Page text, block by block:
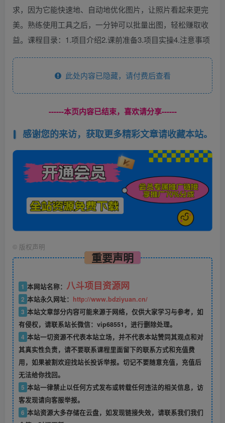
求，因为它能快速地、自动地优化图片，让照片看起来更完
美。熟练使用工具之后，一分钟可以批量出图，轻松赚取收
益。课程目录：1.项目介绍2.课前准备3.项目实操4.注意事项
此处内容已隐藏，请付费后查看
------本页内容已结束，喜欢请分享------
感谢您的来访，获取更多精彩文章请收藏本站。
© 版权声明
重要声明
1 本网站名称： 八斗项目资源网
2 本站永久网址： http://www.bdziyuan.cn/
3 本站文章部分内容可能来源于网络，仅供大家学习与参考，如
有侵权，请联系站长微信：vip68551，进行删除处理。
4 本站一切资源不代表本站立场，并不代表本站赞同其观点和对
其真实性负责，请不要联系课程里面留下的联系方式和充值费
用，如果被割欢迎找站长投诉举报。切记不要随意充值，充值后
无法给你找回。
5 本站一律禁止以任何方式发布或转载任何违法的相关信息，访
客发现请向客服举报。
6 本站资源大多存储在云盘，如发现链接失效，请联系我们我们